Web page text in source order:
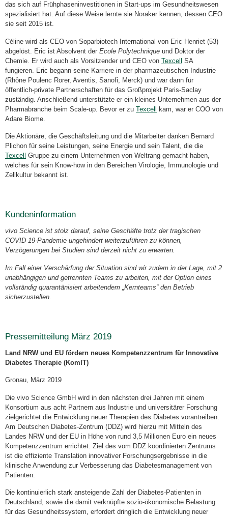
das sich auf Frühphaseninvestitionen in Start-ups im Gesundheitswesen
spezialisiert hat. Auf diese Weise lernte sie Noraker kennen, dessen CEO
sie seit 2015 ist.
Céline wird als CEO von Soparbiotech International von Eric Henriet (53)
abgelöst. Eric ist Absolvent der Ecole Polytechnique und Doktor der
Chemie. Er wird auch als Vorsitzender und CEO von Texcell SA
fungieren. Eric begann seine Karriere in der pharmazeutischen Industrie
(Rhône Poulenc Rorer, Aventis, Sanofi, Merck) und war dann für
öffentlich-private Partnerschaften für das Großprojekt Paris-Saclay
zuständig. Anschließend unterstützte er ein kleines Unternehmen aus der
Pharmabranche beim Scale-up. Bevor er zu Texcell kam, war er COO von
Adare Biome.
Die Aktionäre, die Geschäftsleitung und die Mitarbeiter danken Bernard
Plichon für seine Leistungen, seine Energie und sein Talent, die die
Texcell
Gruppe zu einem Unternehmen von Weltrang gemacht haben,
welches für sein Know-how in den Bereichen Virologie, Immunologie und
Zellkultur bekannt ist.
Kundeninformation
vivo Science ist stolz darauf, seine Geschäfte trotz der tragischen
COVID 19-Pandemie ungehindert weiterzuführen zu können,
Verzögerungen bei Studien sind derzeit nicht zu erwarten.
Im Fall einer Verschärfung der Situation sind wir zudem in der Lage, mit 2
unabhängigen und getrennten Teams zu arbeiten, mit der Option eines
vollständig quarantänisiert arbeitendem „Kernteams“ den Betrieb
sicherzustellen.
Pressemitteilung März 2019
Land NRW und EU fördern neues Kompetenzzentrum für Innovative
Diabetes Therapie (KomIT)
Gronau, März 2019
Die vivo Science GmbH wird in den nächsten drei Jahren mit einem
Konsortium aus acht Partnern aus Industrie und universitärer Forschung
zielgerichtet die Entwicklung neuer Therapien des Diabetes vorantreiben.
Am Deutschen Diabetes-Zentrum (DDZ) wird hierzu mit Mitteln des
Landes NRW und der EU in Höhe von rund 3,5 Millionen Euro ein neues
Kompetenzzentrum errichtet. Ziel des vom DDZ koordinierten Zentrums
ist die effiziente Translation innovativer Forschungsergebnisse in die
klinische Anwendung zur Verbesserung das Diabetesmanagement von
Patienten.
Die kontinuierlich stark ansteigende Zahl der Diabetes-Patienten in
Deutschland, sowie die damit verknüpfte sozio-ökonomische Belastung
für das Gesundheitssystem, erfordert dringlich die Entwicklung neuer